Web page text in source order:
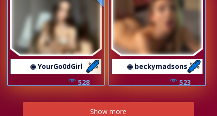
◉ YourGo0dGirl
528
◉ beckymadsons
523
Show more